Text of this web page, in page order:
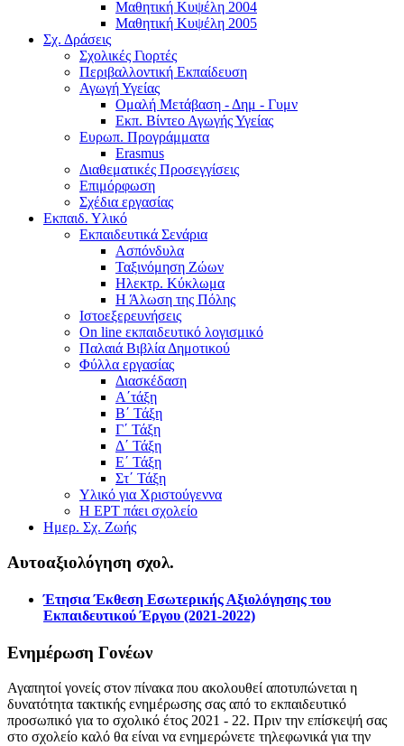
Μαθητική Κυψέλη 2004
Μαθητική Κυψέλη 2005
Σχ. Δράσεις
Σχολικές Γιορτές
Περιβαλλοντική Εκπαίδευση
Αγωγή Υγείας
Ομαλή Μετάβαση - Δημ - Γυμν
Εκπ. Βίντεο Αγωγής Υγείας
Ευρωπ. Προγράμματα
Erasmus
Διαθεματικές Προσεγγίσεις
Επιμόρφωση
Σχέδια εργασίας
Εκπαιδ. Υλικό
Εκπαιδευτικά Σενάρια
Ασπόνδυλα
Ταξινόμηση Ζώων
Ηλεκτρ. Κύκλωμα
Η Άλωση της Πόλης
Ιστοεξερευνήσεις
On line εκπαιδευτικό λογισμικό
Παλαιά Βιβλία Δημοτικού
Φύλλα εργασίας
Διασκέδαση
Α΄τάξη
Β΄ Τάξη
Γ΄ Τάξη
Δ΄ Τάξη
Ε΄ Τάξη
Στ΄ Τάξη
Υλικό για Χριστούγεννα
Η ΕΡΤ πάει σχολείο
Ημερ. Σχ. Ζωής
Αυτοαξιολόγηση σχολ.
Έτησια Έκθεση Εσωτερικής Αξιολόγησης του
Εκπαιδευτικού Έργου (2021-2022)
Ενημέρωση Γονέων
Αγαπητοί γονείς στον πίνακα που ακολουθεί αποτυπώνεται η
δυνατότητα τακτικής ενημέρωσης σας από το εκπαιδευτικό
προσωπικό για το σχολικό έτος 2021 - 22. Πριν την επίσκεψή σας
στο σχολείο καλό θα είναι να ενημερώνετε τηλεφωνικά για την